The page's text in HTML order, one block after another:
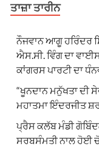
ਤਾਜ਼ਾ ਤਾਰੀਨ
ਨੌਜਵਾਨ ਆਗੂ ਹਰਿੰਦਰ
ਐਸ.ਸੀ. ਵਿੰਗ ਦਾ
ਕਾਂਗਰਸ ਪਾਰਟੀ ਦਾ
“ਖੂਨਦਾਨ ਮਨੁੱਖਤਾ ਦੀ
ਮਹਾਤਮਾ ਇੰਦਰਜੀਤ
ਪ੍ਰੈਸ ਕਲੱਬ ਮੰਡੀ
ਸਰਬਸੰਮਤੀ ਨਾਲ ਹੋਈ